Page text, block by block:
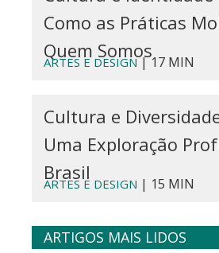
Como as Práticas
Quem Somos
ARTES E DESIGN| 17 MIN
Cultura e
Uma Exploração
Brasil
ARTES E DESIGN | 15 MIN
ARTIGOS MAIS LIDOS